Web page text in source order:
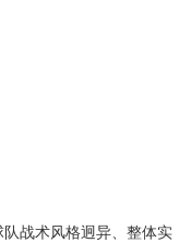
战术风格迥异、整体实